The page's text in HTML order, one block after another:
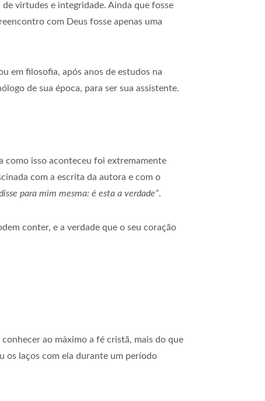
virtudes e integridade. Ainda que fosse
com Deus fosse apenas uma
em filosofia, após anos de estudos na
de sua época, para ser sua assistente.
como isso aconteceu foi extremamente
com a escrita da autora e com o
para mim mesma: é esta a verdade”.
conter, e a verdade que o seu coração
ao máximo a fé cristã, mais do que
os laços com ela durante um período